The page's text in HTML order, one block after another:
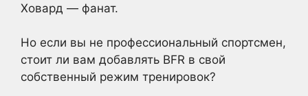
Ховард — фанат.
Но если вы не профессиональный спортсмен,
стоит ли вам добавлять BFR в свой
собственный режим тренировок?